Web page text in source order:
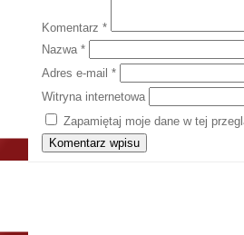
Komentarz *
Nazwa *
Adres e-mail *
Witryna internetowa
Zapamiętaj moje dane w tej